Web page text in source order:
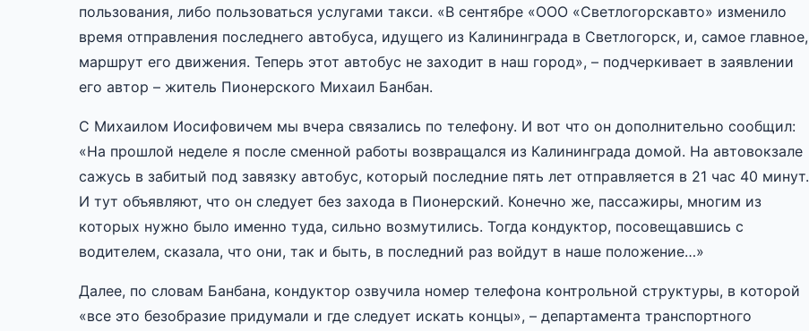
пользования, либо пользоваться услугами такси. «В сентябре «ООО «Светлогорскавто» изменило
время отправления последнего автобуса, идущего из Калининграда в Светлогорск, и, самое главное,
маршрут его движения. Теперь этот автобус не заходит в наш город», – подчеркивает в заявлении
его автор – житель Пионерского Михаил Банбан.
С Михаилом Иосифовичем мы вчера связались по телефону. И вот что он дополнительно сообщил:
«На прошлой неделе я после сменной работы возвращался из Калининграда домой. На автовокзале
сажусь в забитый под завязку автобус, который последние пять лет отправляется в 21 час 40 минут.
И тут объявляют, что он следует без захода в Пионерский. Конечно же, пассажиры, многим из
которых нужно было именно туда, сильно возмутились. Тогда кондуктор, посовещавшись с
водителем, сказала, что они, так и быть, в последний раз войдут в наше положение…»
Далее, по словам Банбана, кондуктор озвучила номер телефона контрольной структуры, в которой
«все это безобразие придумали и где следует искать концы», – департамента транспортного